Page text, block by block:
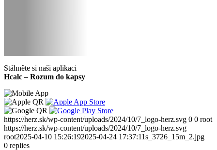
Stáhněte si naši aplikaci
Hcalc – Rozum do kapsy
https://herz.sk/wp-content/uploads/2024/10/7_logo-herz.svg 0 0 root
https://herz.sk/wp-content/uploads/2024/10/7_logo-herz.svg
root2025-04-10 15:26:192025-04-24 17:37:11s_3726_15m_2.jpg
0 replies